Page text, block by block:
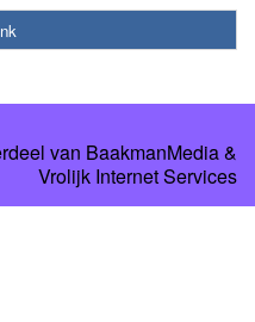
van BaakmanMedia&
Vrolijk Internet Services